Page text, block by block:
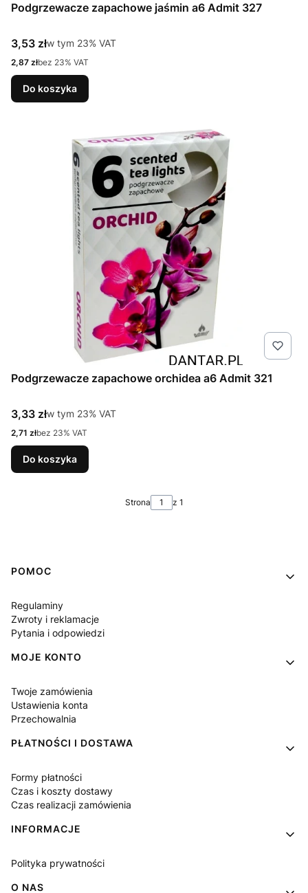
Podgrzewacze zapachowe jaśmin a6 Admit 327
Cena brutto
3,53 złw tym %s VAT
w tym 23% VAT
Cena netto
2,87 złbez 23% VAT
Do koszyka
Podgrzewacze zapachowe orchidea a6 Admit 321
Cena brutto
3,33 złw tym %s VAT
w tym 23% VAT
Cena netto
2,71 złbez 23% VAT
Do koszyka
Strona z 1
Linki w stopce
POMOC
Regulaminy
Zwroty i reklamacje
Pytania i odpowiedzi
MOJE KONTO
Twoje zamówienia
Ustawienia konta
Przechowalnia
PŁATNOŚCI I DOSTAWA
Formy płatności
Czas i koszty dostawy
Czas realizacji zamówienia
INFORMACJE
Polityka prywatności
O NAS